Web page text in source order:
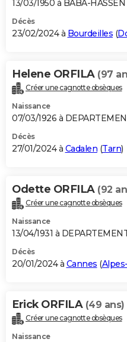
13/03/1950 à BABA-
Décès
23/02/2024 à Bourdeilles (
Helene ORFILA (97
Créer une cagnotte obsèques
Naissance
07/03/1926 à
Décès
27/01/2024 à Cadalen (Tarn)
Odette ORFILA (92
Créer une cagnotte obsèques
Naissance
13/04/1931 à
Décès
20/01/2024 à Cannes (
Erick ORFILA (49 ans)
Créer une cagnotte obsèques
Naissance